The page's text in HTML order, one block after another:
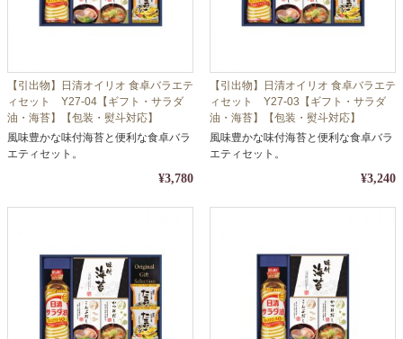
【引出物】日清オイリオ 食卓バラエテ
ィセット Y27-04【ギフト・サラダ
油・海苔】【包装・熨斗対応】
風味豊かな味付海苔と便利な食卓バラ
エティセット。
¥3,780
【引出物】日清オイリオ 食卓バラエテ
ィセット Y27-03【ギフト・サラダ
油・海苔】【包装・熨斗対応】
風味豊かな味付海苔と便利な食卓バラ
エティセット。
¥3,240